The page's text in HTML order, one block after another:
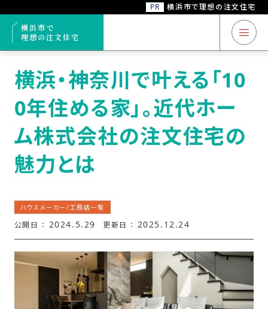
PR
横浜市で理想の注文住宅
横浜市で
理想の注文住宅
横浜市 注文住宅
注文住宅コラム
ハウスメーカー/
工務店一覧
工務店
おすすめ
トップ ハウスメーカー/工務店一覧 横浜・神奈川で叶える「100年住める家」
横浜・神奈川で叶える「10
0年住める家」。近代ホー
ム株式会社の注文住宅の
魅力とは
ハウスメーカー/工務店一覧
公開日 ： 2024.5.29 更新日 ： 2025.12.24